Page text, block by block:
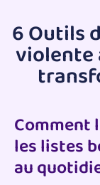
6 Outils
violente
Comment
les listes
au